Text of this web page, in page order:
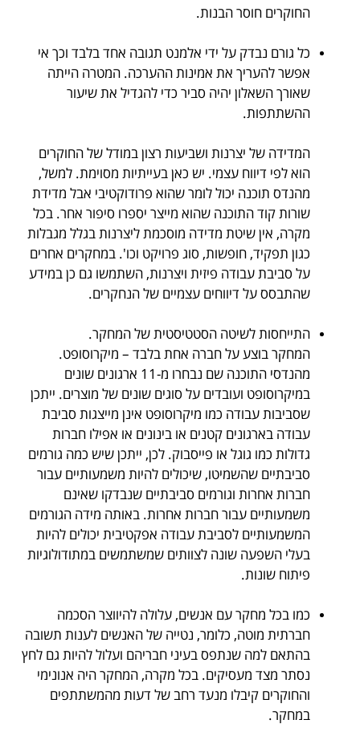
החוקרים חוסר הבנות.
כל גורם נבדק על ידי אלמנט תגובה אחד בלבד וכך אי
אפשר להעריך את אמינות ההערכה. המטרה הייתה
שאורך השאלון יהיה סביר כדי להגדיל את שיעור
ההשתתפות.
המדידה של יצרנות ושביעות רצון במודל של החוקרים
הוא לפי דיווח עצמי. יש כאן בעייתיות מסוימת. למשל,
מהנדס תוכנה יכול לומר שהוא פרודוקטיבי אבל מדידת
שורות קוד התוכנה שהוא מייצר יספרו סיפור אחר. בכל
מקרה, אין שיטת מדידה מוסכמת ליצרנות בגלל מגבלות
כגון תפקיד, חופשות, סוג פרויקט וכו'. במחקרים אחרים
על סביבת עבודה פיזית ויצרנות, השתמשו גם כן במידע
שהתבסס על דיווחים עצמיים של הנחקרים.
התייחסות לשיטה הסטטיסטית של המחקר.
המחקר בוצע על חברה אחת בלבד – מיקרוסופט.
מהנדסי התוכנה שם נבחרו מ-11 ארגונים שונים
במיקרוסופט ועובדים על סוגים שונים של מוצרים. ייתכן
שסביבות עבודה כמו מיקרוסופט אינן מייצגות סביבת
עבודה בארגונים קטנים או בינונים או אפילו חברות
גדולות כמו גוגל או פייסבוק. לכן, ייתכן שיש כמה גורמים
סביבתיים שהשמיטו, שיכולים להיות משמעותיים עבור
חברות אחרות וגורמים סביבתיים שנבדקו שאינם
משמעותיים עבור חברות אחרות. באותה מידה הגורמים
המשמעותיים לסביבת עבודה אפקטיבית יכולים להיות
בעלי השפעה שונה לצוותים שמשתמשים במתודולוגיות
פיתוח שונות.
כמו בכל מחקר עם אנשים, עלולה להיווצר הסכמה
חברתית מוטה, כלומר, נטייה של האנשים לענות תשובה
בהתאם למה שנתפס בעיני חבריהם ועלול להיות גם לחץ
נסתר מצד מעסיקים. בכל מקרה, המחקר היה אנונימי
והחוקרים קיבלו מנעד רחב של דעות מהמשתתפים
במחקר.